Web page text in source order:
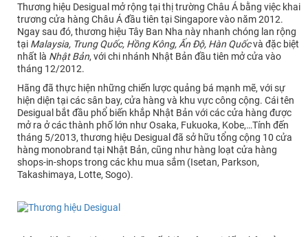
Thương hiệu Desigual mở rộng tại thị trường Châu Á bằng việc khai
trương cửa hàng Châu Á đầu tiên tại Singapore vào năm 2012.
Ngay sau đó, thương hiệu Tây Ban Nha này nhanh chóng lan rộng
tại Malaysia, Trung Quốc, Hồng Kông, Ấn Độ, Hàn Quốcvà đặc biệt
nhất là Nhật Bản, với chi nhánh Nhật Bản đầu tiên mở cửa vào
tháng 12/2012.
Hãng đã thực hiện những chiến lược quảng bá mạnh mẽ, với sự
hiện diện tại các sân bay, cửa hàng và khu vực công cộng. Cái tên
Desigual bắt đầu phổ biến khắp Nhật Bản với các cửa hàng được
mở ra ở các thành phố lớn như Osaka, Fukuoka, Kobe,…Tính đến
tháng 5/2013, thương hiệu Desigual đã sở hữu tổng cộng 10 cửa
hàng monobrand tại Nhật Bản, cũng như hàng loạt cửa hàng
shops-in-shops trong các khu mua sắm (Isetan, Parkson,
Takashimaya, Lotte, Sogo).